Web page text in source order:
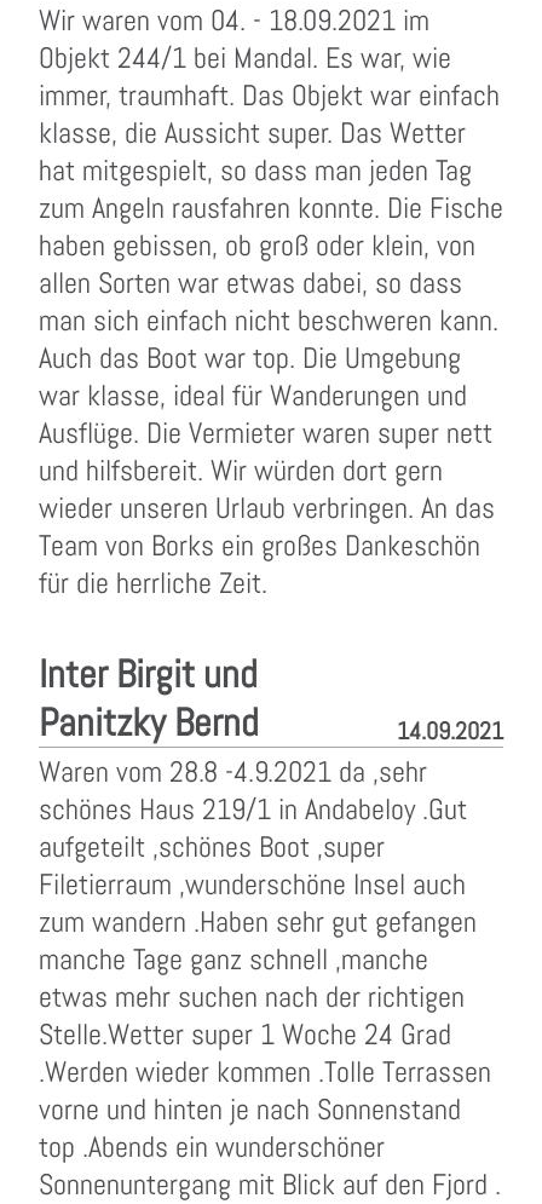
Wir waren vom 04. - 18.09.2021 im
Objekt 244/1 bei Mandal. Es war, wie
immer, traumhaft. Das Objekt war einfach
klasse, die Aussicht super. Das Wetter
hat mitgespielt, so dass man jeden Tag
zum Angeln rausfahren konnte. Die Fische
haben gebissen, ob groß oder klein, von
allen Sorten war etwas dabei, so dass
man sich einfach nicht beschweren kann.
Auch das Boot war top. Die Umgebung
war klasse, ideal für Wanderungen und
Ausflüge. Die Vermieter waren super nett
und hilfsbereit. Wir würden dort gern
wieder unseren Urlaub verbringen. An das
Team von Borks ein großes Dankeschön
für die herrliche Zeit.
Inter Birgit und
Panitzky Bernd
14.09.2021
Waren vom 28.8 -4.9.2021 da ,sehr
schönes Haus 219/1 in Andabeloy .Gut
aufgeteilt ,schönes Boot ,super
Filetierraum ,wunderschöne Insel auch
zum wandern .Haben sehr gut gefangen
manche Tage ganz schnell ,manche
etwas mehr suchen nach der richtigen
Stelle.Wetter super 1 Woche 24 Grad
.Werden wieder kommen .Tolle Terrassen
vorne und hinten je nach Sonnenstand
top .Abends ein wunderschöner
Sonnenuntergang mit Blick auf den Fjord .